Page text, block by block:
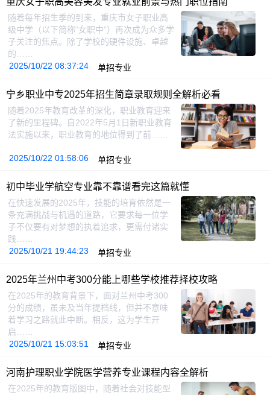
随着每年招生季的到来，重庆市女子职业高
级中学（以下简称“女职中”）再次成为众多学
子关注的焦点。除了学校的硬件设施、卓越
的……
2025/10/22 08:37:24
单招专业
宁乡职业中专2025年招生简章录取规则全解析必看
随着2025年教育改革的深化，职业教育迎来
了新的里程碑。自2022年5月1日新职业教育
法实施以来，职业教育的地位得到了前……
2025/10/22 01:58:06 单招专业
初中毕业学航空专业靠不靠谱看完这篇就懂
在快速发展的2025年，技能的培育依然是一
条充满挑战与机遇的道路，它要求每一位学
子不仅要有对梦想的执着追求，更需付诸实
践……
2025/10/21 19:44:23
单招专业
2025年兰州中考300分能上哪些学校推荐择校攻略
在2025年的教育背景下，面对兰州中考300
分的成绩，虽未及当年提档线，但并不意味
着学习之路就此中断。相反，这为学生开
启……
2025/10/21 15:03:51
单招专业
河南护理职业学院医学营养专业课程内容全解析
在2025年的教育版图中，随着社会对技能型